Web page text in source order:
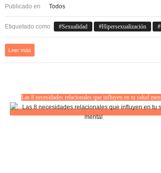
Publicado en Todos
Etiquetado como Sexualidad Hipersexualización
Leer más
Las 8 necesidades relacionales que influyen en tu salud